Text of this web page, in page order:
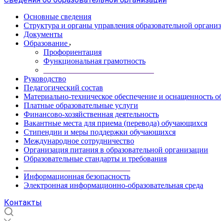
Основные сведения
Структура и органы управления образовательной
Документы
Образование
Профориентация
Функциональная грамотность
Руководство
Педагогический состав
Материально-техническое обеспечение и оснащенность
Платные образовательные услуги
Финансово-хозяйственная деятельность
Вакантные места для приема (перевода) обучающихся
Стипендии и меры поддержки обучающихся
Международное сотрудничество
Организация питания в образовательной организации
Образовательные стандарты и требования
Информационная безопасность
Электронная информационно-образовательная среда
Контакты